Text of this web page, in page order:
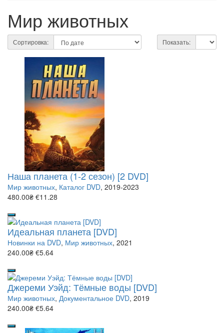
Мир животных
Сортировка: Показать:
Наша планета (1-2 сезон) [2 DVD]
Мир животных, Каталог DVD, 2019-2023
480.00₴ €11.28
Идеальная планета [DVD]
Новинки на DVD, Мир животных, 2021
240.00₴ €5.64
Джереми Уэйд: Тёмные воды [DVD]
Мир животных, Документальное DVD, 2019
240.00₴ €5.64